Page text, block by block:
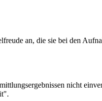
an, die sie bei den
nicht